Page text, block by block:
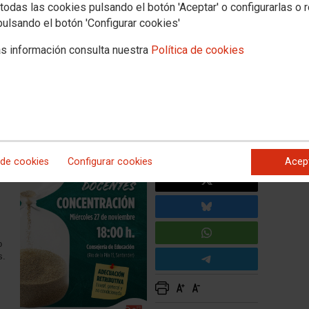
las cookies pulsando el botón 'Aceptar' o configurarlas o
el botón 'Configurar cookies'
información consulta nuestra Política de cookies
cookies Configurar cookies
Mujeres e igualdad Salud laboral
27-N Por la adecuación